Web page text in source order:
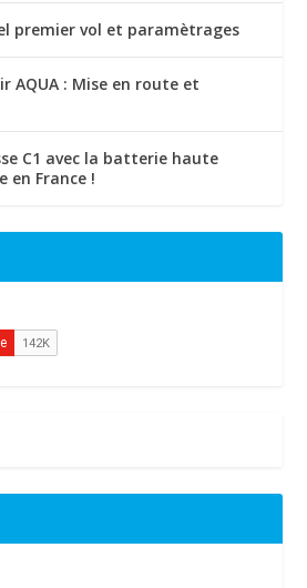
premier vol et paramètrages
AQUA : Mise en route et
C1 avec la batterie haute
en France !